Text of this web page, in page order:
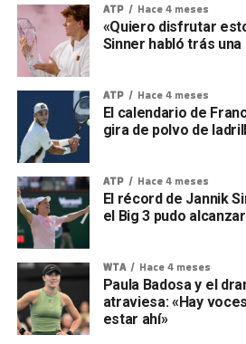
ATP Hace 4 meses
«Quiero disfrutar
Sinner habló trás
ATP Hace 4 meses
El calendario de
gira de polvo de
ATP Hace 4 meses
El récord de Jannik
el Big 3 pudo alcanzar
WTA Hace 4 meses
Paula Badosa y el
atraviesa: «Hay
estar ahí»